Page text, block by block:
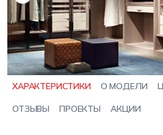
ХАРАКТЕРИСТИКИ О МОДЕЛИ
ОТЗЫВЫ ПРОЕКТЫ АКЦИИ